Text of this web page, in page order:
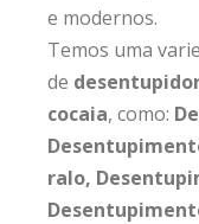
e modernos.
Temos uma
de
cocaia, como:
ralo,